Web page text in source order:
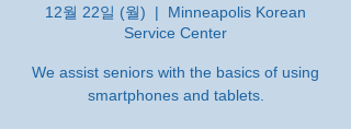
12월 22일 (월)
  |
Minneapolis Korean
Service Center
We assist seniors with the basics of using
smartphones and tablets.